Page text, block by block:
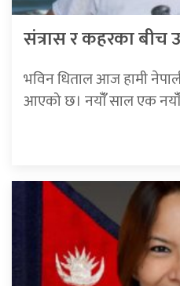
संत्रास र कहरका बीच
भविन धिताल आज हामी
आएको छ। नयाँँ साल एक नयाँँ